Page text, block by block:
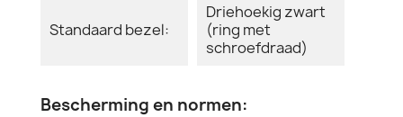
Standaard bezel:
Driehoekig zwart
(ring met
schroefdraad)
Bescherming en normen: